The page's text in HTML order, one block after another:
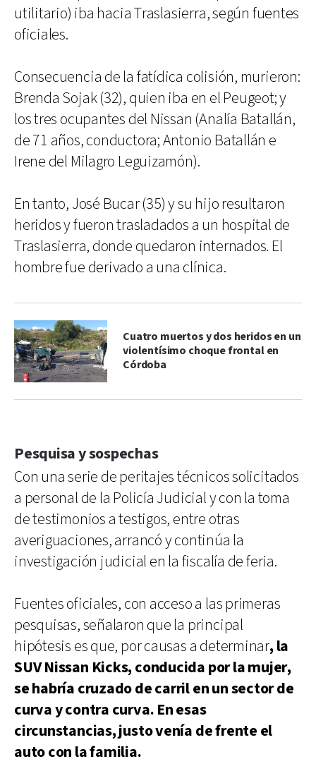
utilitario) iba hacia Traslasierra, según fuentes
oficiales.
Consecuencia de la fatídica colisión, murieron:
Brenda Sojak (32), quien iba en el Peugeot; y
los tres ocupantes del Nissan (Analía Batallán,
de 71 años, conductora; Antonio Batallán e
Irene del Milagro Leguizamón).
En tanto, José Bucar (35) y su hijo resultaron
heridos y fueron trasladados a un hospital de
Traslasierra, donde quedaron internados. El
hombre fue derivado a una clínica.
Cuatro muertos y dos heridos en un
violentísimo choque frontal en
Córdoba
Pesquisa y sospechas
Con una serie de peritajes técnicos solicitados
a personal de la Policía Judicial y con la toma
de testimonios a testigos, entre otras
averiguaciones, arrancó y continúa la
investigación judicial en la fiscalía de feria.
Fuentes oficiales, con acceso a las primeras
pesquisas, señalaron que la principal
hipótesis es que, por causas a determinar, la
SUV Nissan Kicks, conducida por la mujer,
se habría cruzado de carril en un sector de
curva y contra curva. En esas
circunstancias, justo venía de frente el
auto con la familia.